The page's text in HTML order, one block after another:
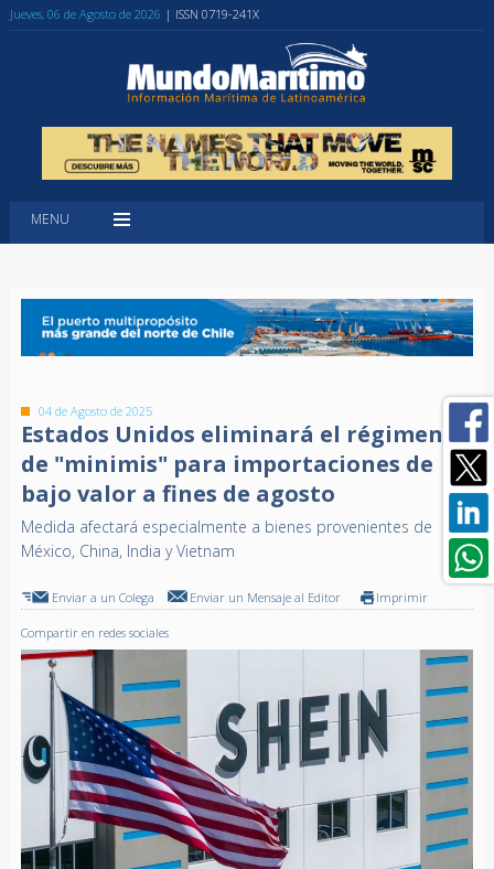
Jueves, 06 de Agosto de 2026 | ISSN 0719-241X
MENU
04 de Agosto de 2025
Estados Unidos eliminará el régimen
de "minimis" para importaciones de
bajo valor a fines de agosto
Medida afectará especialmente a bienes provenientes de
México, China, India y Vietnam
Enviar a un Colega Enviar un Mensaje al Editor Imprimir
Compartir en redes sociales